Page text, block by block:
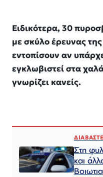
Ειδικότερα, 30
με σκύλο έρευνας
εντοπίσουν αν
εγκλωβιστεί στα
γνωρίζει κανείς.
Στη
και
Βοιωτια